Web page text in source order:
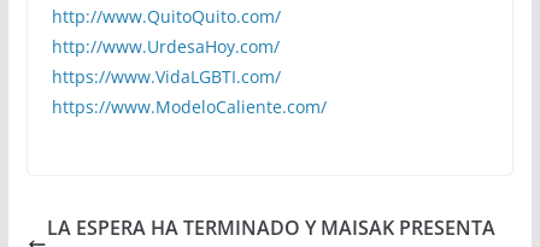
http://www.QuitoQuito.com/
http://www.UrdesaHoy.com/
https://www.VidaLGBTI.com/
https://www.ModeloCaliente.com/
LA ESPERA HA TERMINADO Y MAISAK PRESENTA